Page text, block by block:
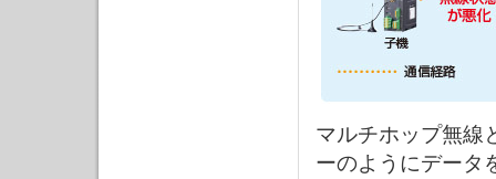
マルチホップ無線
ーのようにデータ